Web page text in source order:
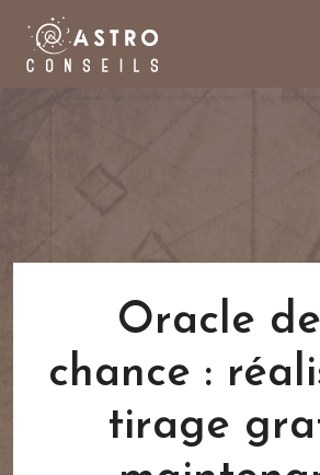
Oracle
chance :
tirage